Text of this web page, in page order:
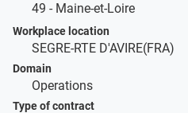
49 - Maine-et-Loire
Workplace location
SEGRE-RTE D'AVIRE(FRA)
Domain
Operations
Type of contract